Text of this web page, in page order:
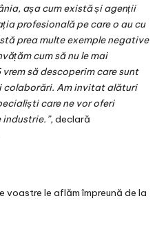
așa cum există și agenții
profesională pe care o au cu
prea multe exemple negative
cum să nu le mai
să descoperim care sunt
Am invitat alături
care ne vor oferi
declară
voastre le aflăm împreună de la